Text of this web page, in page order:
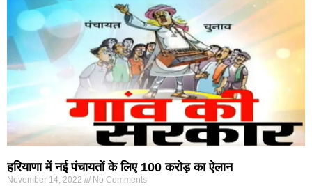
हरियाणा में नई पंचायतों के लिए 100 करोड़ का ऐलान
November 14, 2022 No Comments